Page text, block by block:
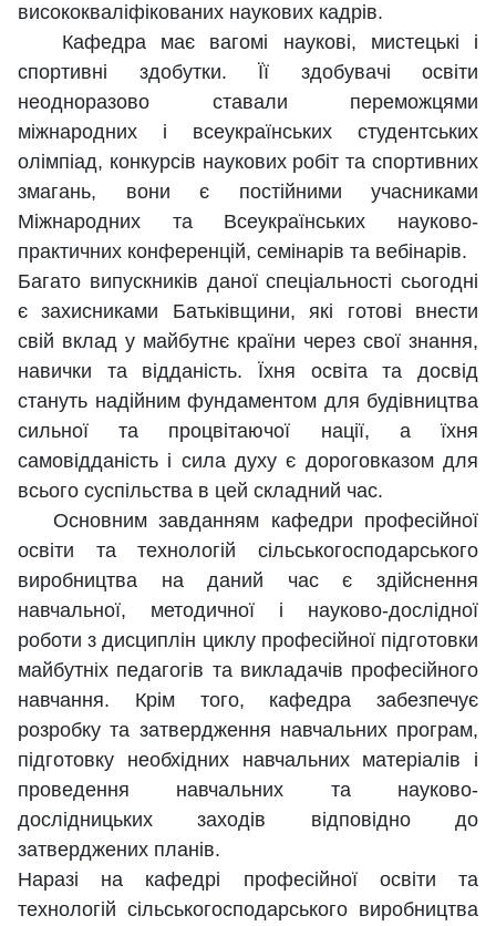
висококваліфікованих наукових кадрів.
Кафедра має вагомі наукові, мистецькі і
спортивні здобутки. Її здобувачі освіти
неодноразово ставали переможцями
міжнародних і всеукраїнських студентських
олімпіад, конкурсів наукових робіт та спортивних
змагань, вони є постійними учасниками
Міжнародних та Всеукраїнських науково-
практичних конференцій, семінарів та вебінарів.
Багато випускників даної спеціальності сьогодні
є захисниками Батьківщини, які готові внести
свій вклад у майбутнє країни через свої знання,
навички та відданість. Їхня освіта та досвід
стануть надійним фундаментом для будівництва
сильної та процвітаючої нації, а їхня
самовідданість і сила духу є дороговказом для
всього суспільства в цей складний час.
Основним завданням кафедри професійної
освіти та технологій сільськогосподарського
виробництва на даний час є здійснення
навчальної, методичної і науково-дослідної
роботи з дисциплін циклу професійної підготовки
майбутніх педагогів та викладачів професійного
навчання. Крім того, кафедра забезпечує
розробку та затвердження навчальних програм,
підготовку необхідних навчальних матеріалів і
проведення навчальних та науково-
дослідницьких заходів відповідно до
затверджених планів.
Наразі на кафедрі професійної освіти та
технологій сільськогосподарського виробництва